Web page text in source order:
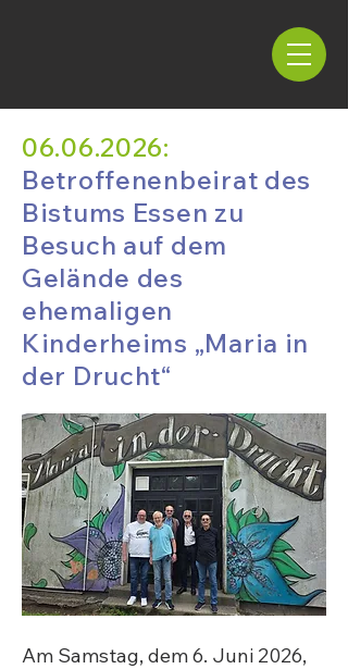
06.06.2026:
Betroffenenbeirat des
Bistums Essen zu
Besuch auf dem
Gelände des
ehemaligen
Kinderheims „Maria in
der Drucht“
Am Samstag, dem 6. Juni 2026,